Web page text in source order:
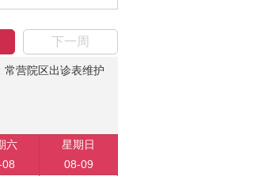
下一周
常营院区出诊表维护
六
星期日
08-09